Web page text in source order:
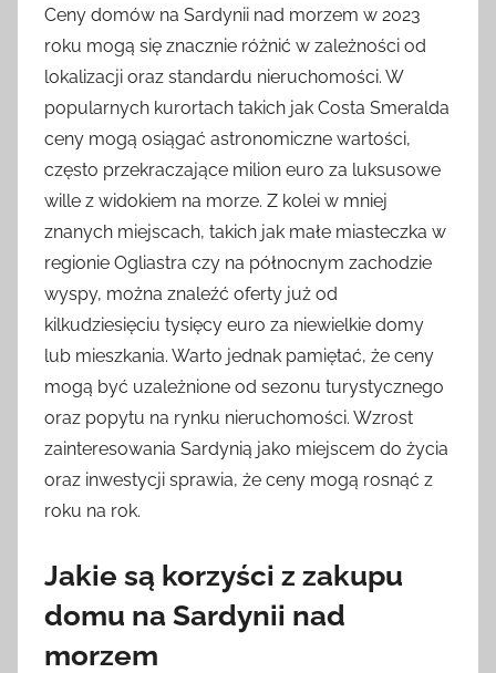
Ceny domów na Sardynii nad morzem w 2023
roku mogą się znacznie różnić w zależności od
lokalizacji oraz standardu nieruchomości. W
popularnych kurortach takich jak Costa Smeralda
ceny mogą osiągać astronomiczne wartości,
często przekraczające milion euro za luksusowe
wille z widokiem na morze. Z kolei w mniej
znanych miejscach, takich jak małe miasteczka w
regionie Ogliastra czy na północnym zachodzie
wyspy, można znaleźć oferty już od
kilkudziesięciu tysięcy euro za niewielkie domy
lub mieszkania. Warto jednak pamiętać, że ceny
mogą być uzależnione od sezonu turystycznego
oraz popytu na rynku nieruchomości. Wzrost
zainteresowania Sardynią jako miejscem do życia
oraz inwestycji sprawia, że ceny mogą rosnąć z
roku na rok.
Jakie są korzyści z zakupu
domu na Sardynii nad
morzem